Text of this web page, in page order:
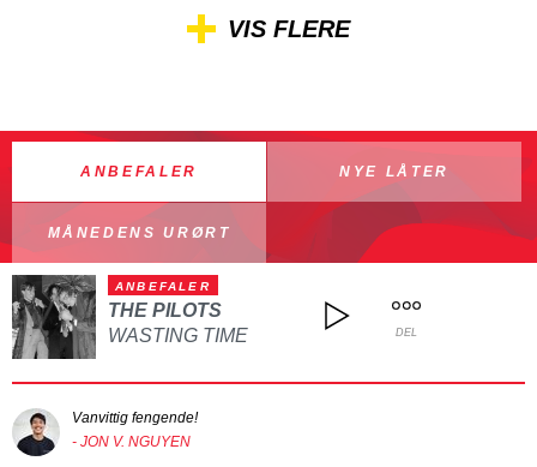
VIS FLERE
ANBEFALER NYE LÅTER
MÅNEDENS URØRT
ANBEFALER
THE PILOTS
WASTING TIME
DEL
Vanvittig fengende!
- JON V. NGUYEN